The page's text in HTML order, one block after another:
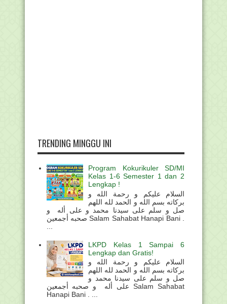
TRENDING MINGGU INI
Program Kokurikuler SD/MI
Kelas 1-6 Semester 1 dan 2
Lengkap !
السلام عليكم و رحمة الله و
بركاته بسم الله و الحمد لله اللهم
صل و سلم على سيدنا محمد و على أله و
صحبه أجمعين Salam Sahabat Hanapi Bani .
LKPD Kelas 1 Sampai 6
Lengkap dan Gratis!
السلام عليكم و رحمة الله و
بركاته بسم الله و الحمد لله اللهم
صل و سلم على سيدنا محمد و
على أله و صحبه أجمعين Salam Sahabat
Hanapi Bani . ...